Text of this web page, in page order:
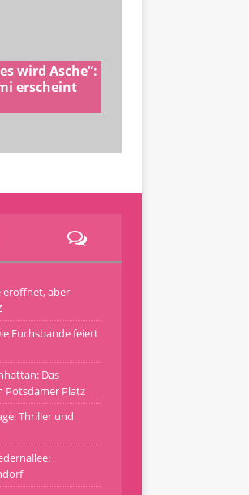
wird Asche“:
erscheint
eröffnet, aber
Fuchsbande feiert
Das
Platz
Thriller und